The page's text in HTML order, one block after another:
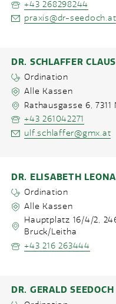
+43 268298244
praxis@dr-seedoch.at
DR. SCHLAFFER
Ordination
Alle Kassen
Rathausgasse 6,7311
+43 261042271
ulf.schlaffer@gmx.at
DR. ELISABETH
Ordination
Alle Kassen
Hauptplatz 16/4/2,
Bruck/Leitha
+43 216 263444
DR. GERALD SEEDOCH